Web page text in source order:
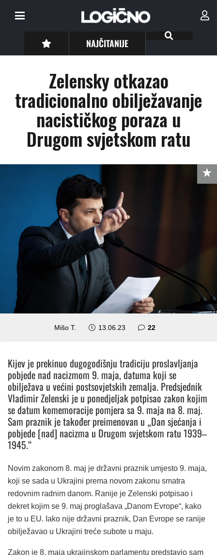
NAJČITANIJE
Zelensky otkazao
tradicionalno obilježavanje
nacističkog poraza u
Drugom svjetskom ratu
Mišo T. 13.06.23 22komentara
Kijev je prekinuo dugogodišnju tradiciju proslavljanja
pobjede nad nacizmom 9. maja, datuma koji se
obilježava u većini postsovjetskih zemalja. Predsjednik
Vladimir Zelenski je u ponedjeljak potpisao zakon kojim
se datum komemoracije pomjera sa 9. maja na 8. maj.
Sam praznik je također preimenovan u „Dan sjećanja i
pobjede [nad] nacizma u Drugom svjetskom ratu 1939–
1945.“
Novim zakonom 8. maj je državni praznik umjesto 9. maja,
koji se sada u Ukrajini prema novom zakonu smatra
redovnim radnim danom. Ranije je Zelenski potpisao i
dekret kojim se 9. maj proglašava „Danom Evrope“, kako
je to u EU. Iako nije državni praznik, Dan Evrope se ranije
obilježavao u Ukrajini treće subote u maju.
Zakon je 8. maja ukrajinskom parlamentu predstavio sam